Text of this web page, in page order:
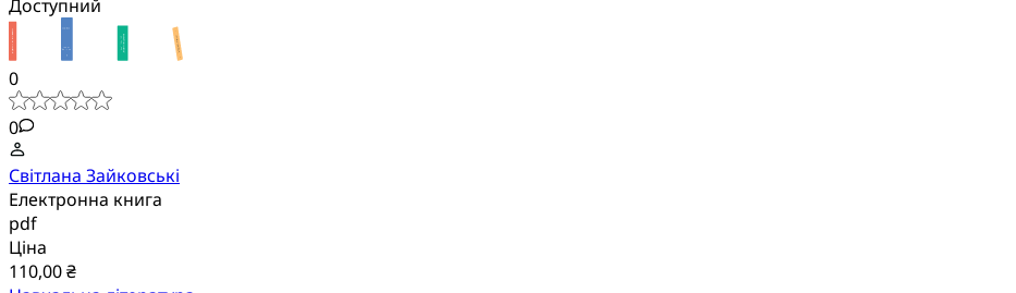
Доступний
0
0
Світлана Зайковські
Електронна книга
pdf
Ціна
110,00 ₴